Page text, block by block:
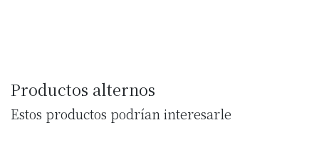
Productos alternos
Estos productos podrían interesarle